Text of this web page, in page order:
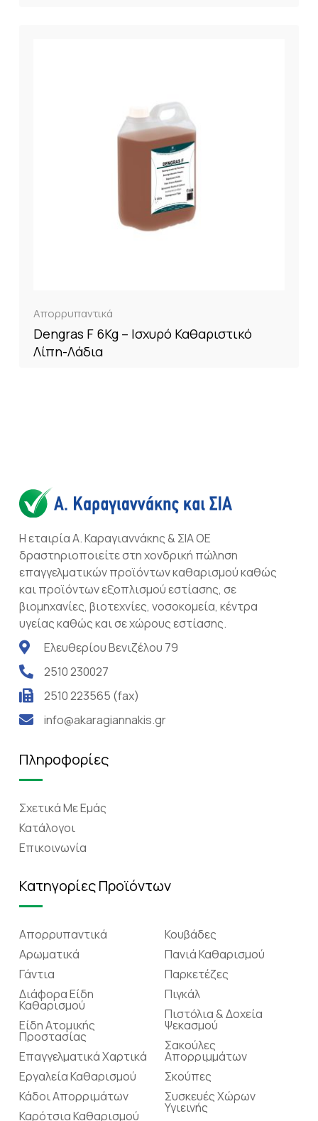
Απορρυπαντικά
Dengras F 6Kg – Ισχυρό Καθαριστικό
Λίπη-Λάδια
Η εταιρία Α. Καραγιαννάκης & ΣΙΑ ΟΕ
δραστηριοποιείτε στη χονδρική πώληση
επαγγελματικών προϊόντων καθαρισμού καθώς
και προϊόντων εξοπλισμού εστίασης, σε
βιομηχανίες, βιοτεχνίες, νοσοκομεία, κέντρα
υγείας καθώς και σε χώρους εστίασης.
Ελευθερίου Βενιζέλου 79
2510 230027
2510 223565 (fax)
info@akaragiannakis.gr
Πληροφορίες
Σχετικά Mε Eμάς
Κατάλογοι
Επικοινωνία
Κατηγορίες Προϊόντων
Απορρυπαντικά
Αρωματικά
Γάντια
Διάφορα Είδη
Καθαρισμού
Είδη Ατομικής
Προστασίας
Επαγγελματικά Χαρτικά
Εργαλεία Καθαρισμού
Κάδοι Απορριμάτων
Καρότσια Καθαρισμού
Κουβάδες
Πανιά Καθαρισμού
Παρκετέζες
Πιγκάλ
Πιστόλια & Δοχεία
Ψεκασμού
Σακούλες
Απορριμμάτων
Σκούπες
Συσκευές Χώρων
Υγιεινής